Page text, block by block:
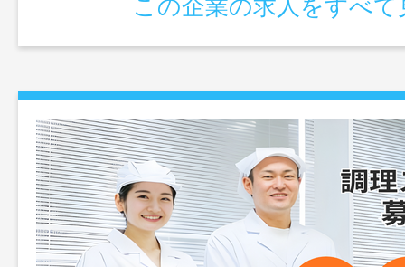
この企業の求人をすべて